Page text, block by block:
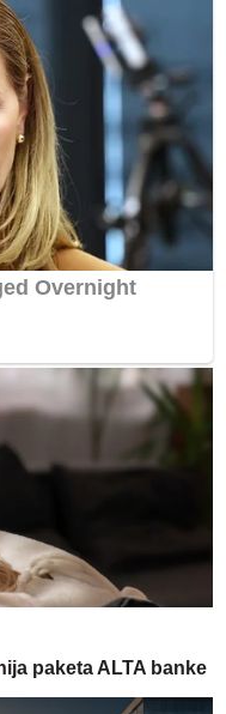
paketa ALTA banke